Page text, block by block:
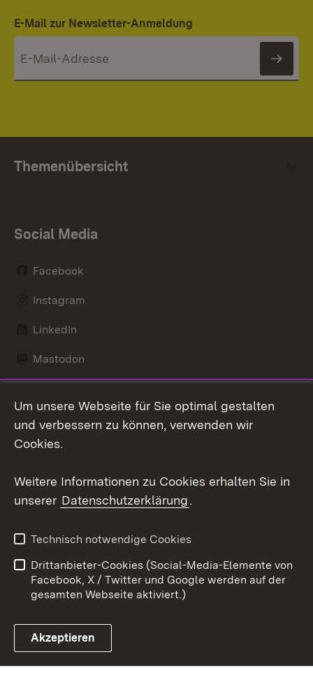
E-Mail zur Newsletter-Anmeldung
Themenübersicht
Social Media
Facebook
Instagram
LinkedIn
Mastodon
X / Twitter
Youtube
Link zum Landesportal
Kontakt
Datenschutz
Barrierefreiheit
Impressum Cookies
Um unsere Webseite für Sie optimal gestalten
und verbessern zu können, verwenden wir
Cookies.
Weitere Informationen zu Cookies erhalten Sie in
unserer Datenschutzerklärung.
Technisch notwendige Cookies
Drittanbieter-Cookies (Social-Media-Elemente von
Facebook, X / Twitter und Google werden auf der
gesamten Webseite aktiviert.)
Akzeptieren